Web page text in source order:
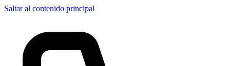
Saltar al contenido principal